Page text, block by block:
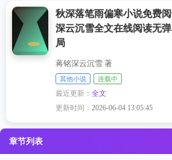
秋深落笔雨偏寒小说免费
深云沉雪全文在线阅读无
局
蒋铭深云沉雪 著
其他小说 连载中
最近更新：全文
更新时间：2026-06-04 13:05:45
章节列表